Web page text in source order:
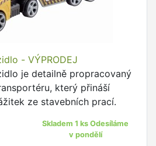
- VÝPRODEJ
je detailně propracovaný
který přináší
ze stavebních prací.
Skladem 1 ks Odesíláme
v pondělí